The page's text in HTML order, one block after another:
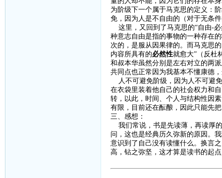
为阶级下一个属于马克思的定义：
免，因为人是不自由的（对于无条
这里，又回到了马克思的“自由-必
种意志自由是指的事物的一种存在
次的，是服从因果律的。而马克思
内容所具有的必然性就愈大”（反杜
和叔本华虽然分别是左右对立的两
共同点也正常因为我基本不懂康德
人不可避免阶级，因为人不可避
在衣袋里装着他自己的社会权力和
转，以此，时间、个人与结构性因
有限，目前还在酝酿，因此只能先
三、感想：
我们常说，书是先读薄，再读厚
问，这也是经典历久弥新的原因。
意识到了自己没有读懂什么。换言
高，钻之弥坚，这才算是读书的起